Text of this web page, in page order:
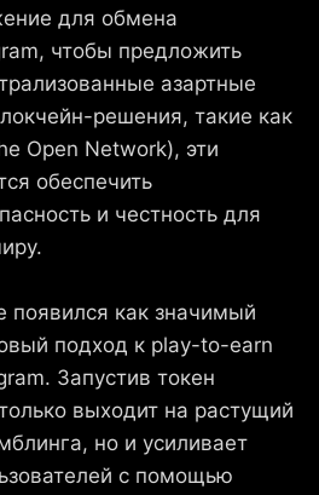
для обмена
чтобы предложить
азартные
решения, такие как
Open Network), эти
обеспечить
и честность для
появился как значимый
подход к play-to-earn
Запустив токен
выходит на растущий
но и усиливает
с помощью